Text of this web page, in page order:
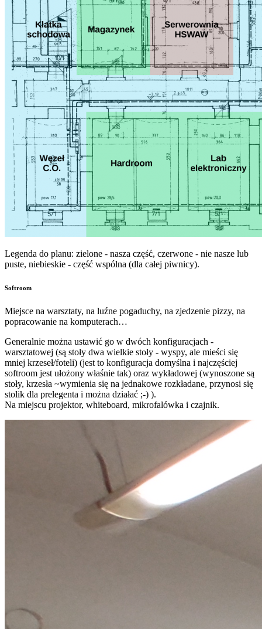
Legenda do planu: zielone - nasza część, czerwone - nie nasze lub
puste, niebieskie - część wspólna (dla całej piwnicy).
Softroom
Miejsce na warsztaty, na luźne pogaduchy, na zjedzenie pizzy, na
popracowanie na komputerach…
Generalnie można ustawić go w dwóch konfiguracjach -
warsztatowej (są stoły dwa wielkie stoły - wyspy, ale mieści się
mniej krzeseł/foteli) (jest to konfiguracja domyślna i najczęściej
softroom jest ułożony właśnie tak) oraz wykładowej (wynoszone są
stoły, krzesła ~wymienia się na jednakowe rozkładane, przynosi się
stolik dla prelegenta i można działać ;-) ).
Na miejscu projektor, whiteboard, mikrofalówka i czajnik.